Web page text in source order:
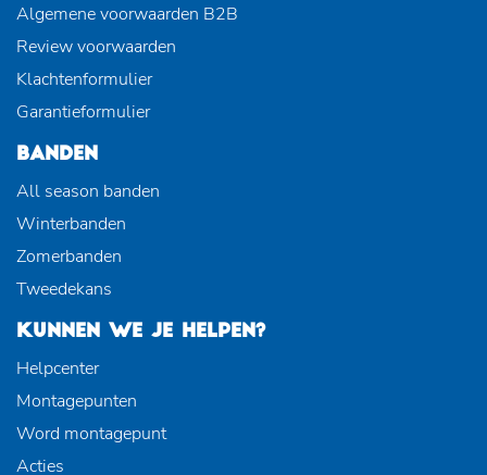
Algemene voorwaarden B2B
Review voorwaarden
Klachtenformulier
Garantieformulier
BANDEN
All season banden
Winterbanden
Zomerbanden
Tweedekans
KUNNEN WE JE HELPEN?
Helpcenter
Montagepunten
Word montagepunt
Acties